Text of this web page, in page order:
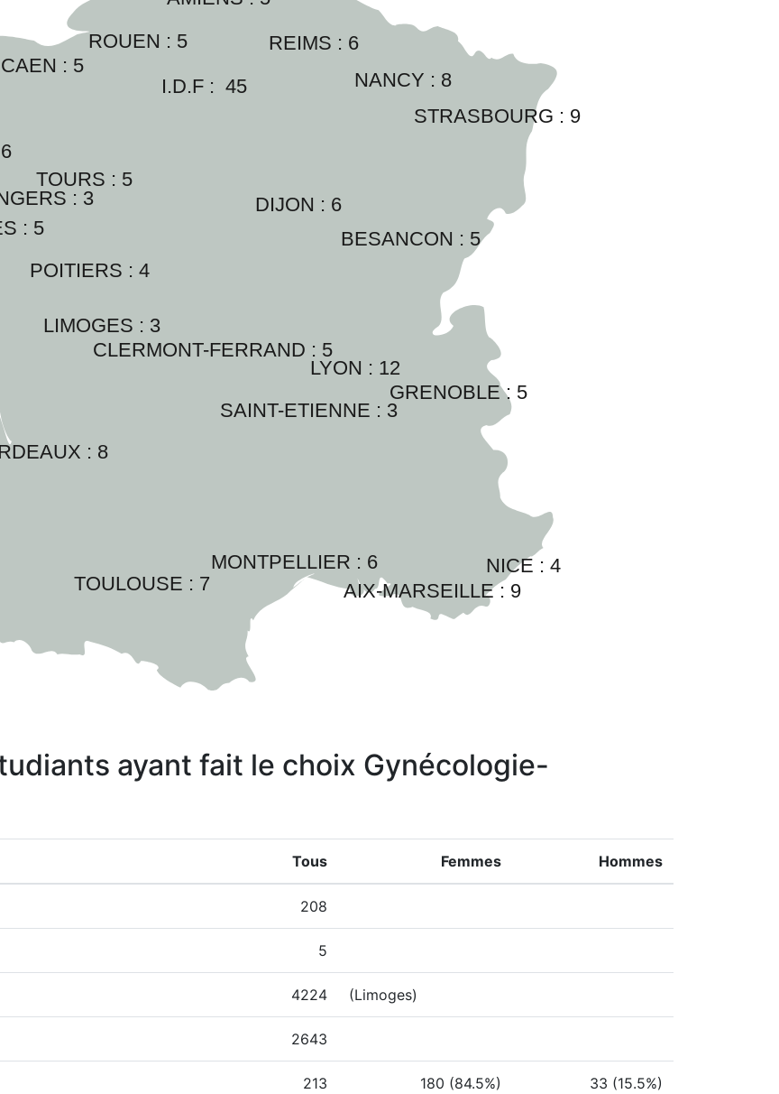
I.D.F : 45
AIX-MARSEILLE : 9
: 3
BESANCON : 5
: 8
CAEN : 5
CLERMONT-FERRAND : 5
DIJON : 6
GRENOBLE : 5
LIMOGES : 3
LYON : 12
MONTPELLIER : 6
NANCY : 8
: 5
NICE : 4
POITIERS : 4
REIMS : 6
6
ROUEN : 5
SAINT-ETIENNE : 3
STRASBOURG : 9
TOULOUSE : 7
TOURS : 5
ayant fait le choix Gynécologie-
Tous Femmes Hommes
208
5
4224 (Limoges)
2643
213 180 (84.5%) 33 (15.5%)